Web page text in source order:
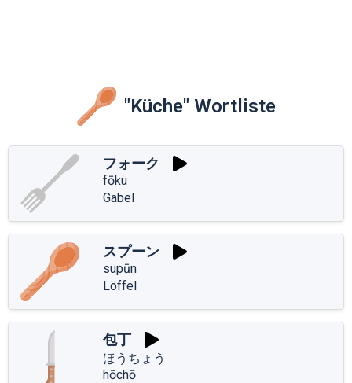
"Küche" Wortliste
フォーク
fōku
Gabel
スプーン
supūn
Löffel
包丁
ほうちょう
hōchō